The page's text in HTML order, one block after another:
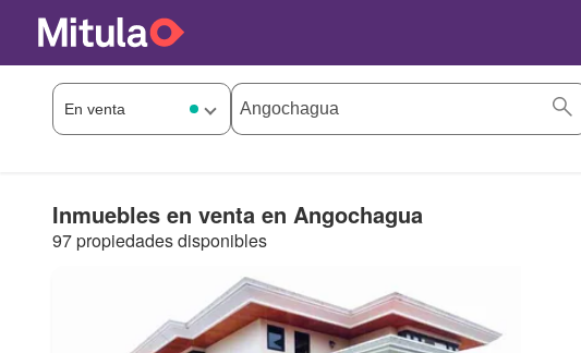
Inmuebles en venta en Angochagua
97 propiedades disponibles